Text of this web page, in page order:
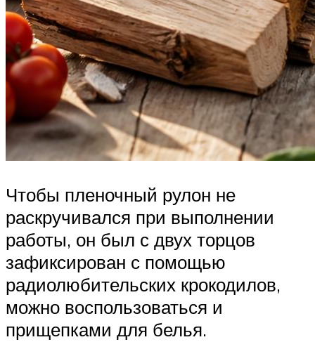
Чтобы пленочный рулон не
раскручивался при выполнении
работы, он был с двух торцов
зафиксирован с помощью
радиолюбительских крокодилов,
можно воспользоваться и
прищепками для белья.